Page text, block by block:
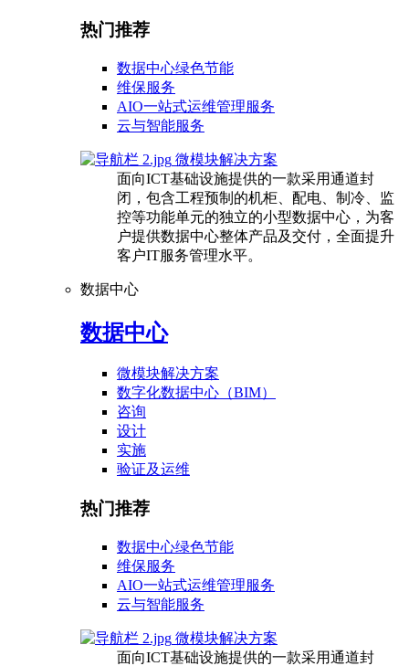
热门推荐
数据中心绿色节能
维保服务
AIO一站式运维管理服务
云与智能服务
微模块解决方案
面向ICT基础设施提供的一款采用通道封
闭，包含工程预制的机柜、配电、制冷、监
控等功能单元的独立的小型数据中心，为客
户提供数据中心整体产品及交付，全面提升
客户IT服务管理水平。
数据中心
数据中心
微模块解决方案
数字化数据中心（BIM）
咨询
设计
实施
验证及运维
热门推荐
数据中心绿色节能
维保服务
AIO一站式运维管理服务
云与智能服务
微模块解决方案
面向ICT基础设施提供的一款采用通道封